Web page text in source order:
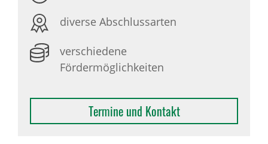
diverse Abschlussarten
verschiedene
Fördermöglichkeiten
Termine und Kontakt